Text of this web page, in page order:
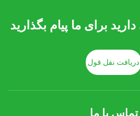
برای ما پیام بگذارید
دریافت نقل قول
تماس با ما